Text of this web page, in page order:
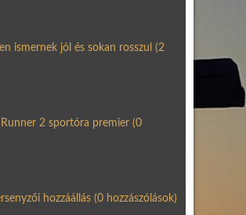
ismernek jól és sokan rosszul (2
2 sportóra premier (0
hozzáállás (0 hozzászólások)